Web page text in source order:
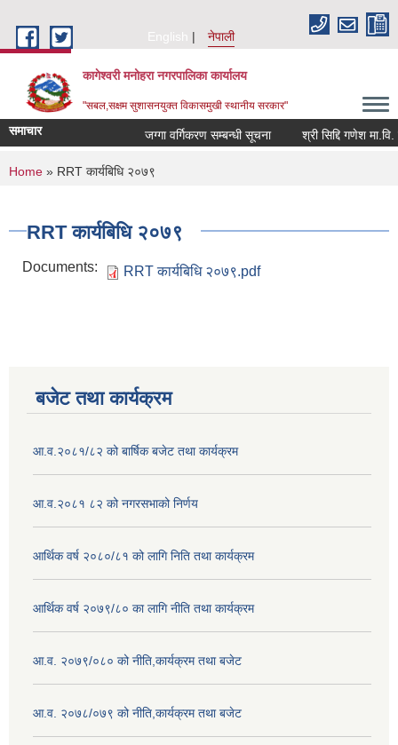
English
नेपाली
कागेश्वरी मनोहरा नगरपालिका कार्यालय
"सबल,सक्षम सुशासनयुक्त विकासमुखी स्थानीय सरकार"
समाचार जग्गा वर्गिकरण सम्बन्धी सूचना श्री सिद्दि गणेश मा.वि. मा
You are here
Home » RRT कार्यबिधि २०७९
RRT कार्यबिधि २०७९
Documents: RRT कार्यबिधि २०७९.pdf
बजेट तथा कार्यक्रम
आ.व.२०८१/८२ को बार्षिक बजेट तथा कार्यक्रम
आ.व.२०८१ ८२ को नगरसभाको निर्णय
आर्थिक वर्ष २०८०/८१ को लागि निति तथा कार्यक्रम
आर्थिक वर्ष २०७९/८० का लागि नीति तथा कार्यक्रम
आ.व. २०७९/०८० को नीति,कार्यक्रम तथा बजेट
आ.व. २०७८/०७९ को नीति,कार्यक्रम तथा बजेट